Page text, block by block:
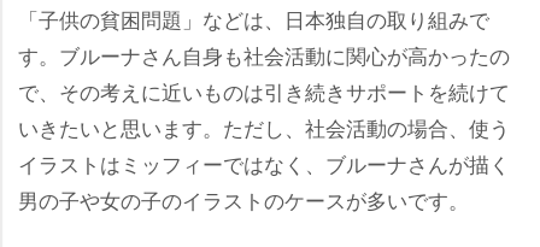
「子供の貧困問題」などは、日本独自の取り組みで
す。ブルーナさん自身も社会活動に関心が高かったの
で、その考えに近いものは引き続きサポートを続けて
いきたいと思います。ただし、社会活動の場合、使う
イラストはミッフィーではなく、ブルーナさんが描く
男の子や女の子のイラストのケースが多いです。